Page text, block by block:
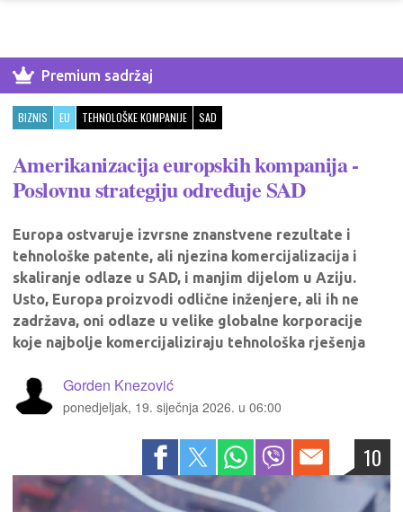
Premium sadržaj
BIZNIS EU TEHNOLOŠKE KOMPANIJE SAD
Amerikanizacija europskih kompanija -
Poslovnu strategiju određuje SAD
Europa ostvaruje izvrsne znanstvene rezultate i
tehnološke patente, ali njezina komercijalizacija i
skaliranje odlaze u SAD, i manjim dijelom u Aziju.
Usto, Europa proizvodi odlične inženjere, ali ih ne
zadržava, oni odlaze u velike globalne korporacije
koje najbolje komercijaliziraju tehnološka rješenja
Gorden Knezović
ponedjeljak, 19. siječnja 2026. u 06:00
10